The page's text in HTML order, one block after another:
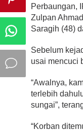
Perbaungan,
Zulpan
Saragih (48)
Sebelum
usai mencuci
“Awalnya,
terlebih
sungai”,
“Korban